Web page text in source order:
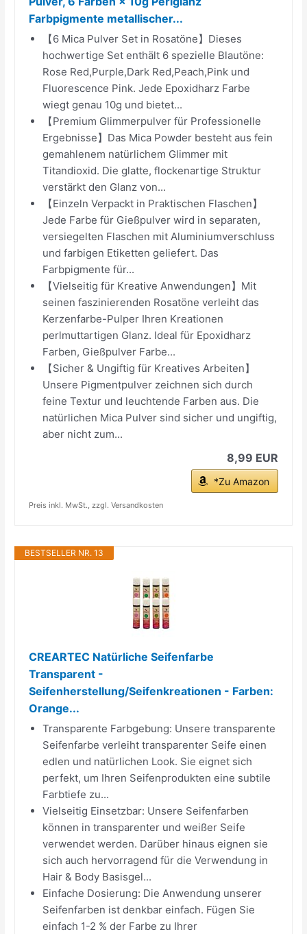
Farbpigmente metallischer...
【6 Mica Pulver Set in Rosatöne】Dieses
hochwertige Set enthält 6 spezielle Blautöne:
Rose Red,Purple,Dark Red,Peach,Pink und
Fluorescence Pink. Jede Epoxidharz Farbe
wiegt genau 10g und bietet...
【Premium Glimmerpulver für Professionelle
Ergebnisse】Das Mica Powder besteht aus fein
gemahlenem natürlichem Glimmer mit
Titandioxid. Die glatte, flockenartige Struktur
verstärkt den Glanz von...
【Einzeln Verpackt in Praktischen Flaschen】
Jede Farbe für Gießpulver wird in separaten,
versiegelten Flaschen mit Aluminiumverschluss
und farbigen Etiketten geliefert. Das
Farbpigmente für...
【Vielseitig für Kreative Anwendungen】Mit
seinen faszinierenden Rosatöne verleiht das
Kerzenfarbe-Pulper Ihren Kreationen
perlmuttartigen Glanz. Ideal für Epoxidharz
Farben, Gießpulver Farbe...
【Sicher & Ungiftig für Kreatives Arbeiten】
Unsere Pigmentpulver zeichnen sich durch
feine Textur und leuchtende Farben aus. Die
natürlichen Mica Pulver sind sicher und ungiftig,
aber nicht zum...
8,99 EUR
*Zu Amazon
Preis inkl. MwSt., zzgl. Versandkosten
BESTSELLER NR. 13
CREARTEC Natürliche Seifenfarbe
Transparent -
Seifenherstellung/Seifenkreationen - Farben:
Orange...
Transparente Farbgebung: Unsere transparente
Seifenfarbe verleiht transparenter Seife einen
edlen und natürlichen Look. Sie eignet sich
perfekt, um Ihren Seifenprodukten eine subtile
Farbtiefe zu...
Vielseitig Einsetzbar: Unsere Seifenfarben
können in transparenter und weißer Seife
verwendet werden. Darüber hinaus eignen sie
sich auch hervorragend für die Verwendung in
Hair & Body Basisgel...
Einfache Dosierung: Die Anwendung unserer
Seifenfarben ist denkbar einfach. Fügen Sie
einfach 1-2 % der Farbe zu Ihrer